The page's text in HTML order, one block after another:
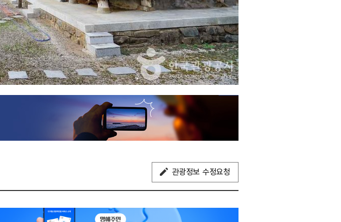
관광정보 수정요청